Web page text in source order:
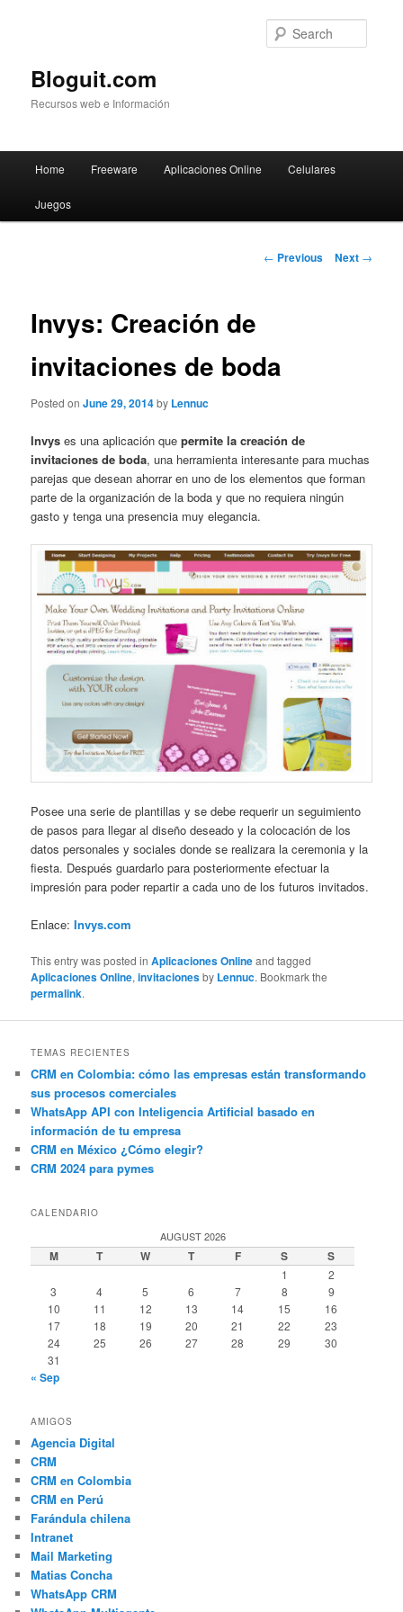
Bloguit.com
Recursos web e Información
Skip
to
Home Freeware Aplicaciones Online Celulares
Juegos
Post
← Previous Next →
Invys: Creación de
invitaciones de boda
Posted onJune 29, 2014by Lennuc
Invys es una aplicación quepermite la creación de
invitaciones de boda, una herramienta interesante para muchas
parejas que desean ahorrar en uno de los elementos que forman
parte de la organización de la boda y que no requiera ningún
gasto y tenga una presencia muy elegancia.
Posee una serie de plantillas y se debe requerir un seguimiento
de pasos para llegar al diseño deseado y la colocación de los
datos personales y sociales donde se realizara la ceremonia y la
fiesta. Después guardarlo para posteriormente efectuar la
impresión para poder repartir a cada uno de los futuros invitados.
Enlace:Invys.com
This entry was posted inAplicaciones Onlineand tagged
Aplicaciones Online,invitacionesby Lennuc. Bookmark the
permalink.
TEMAS RECIENTES
CRM en Colombia: cómo las empresas están transformando
sus procesos comerciales
WhatsApp API con Inteligencia Artificial basado en
información de tu empresa
CRM en México ¿Cómo elegir?
CRM 2024 para pymes
CALENDARIO
AUGUST 2026
M T W T F S S
1
2
3
4 5 6 7 8
9
10
11 12 13 14 15
16
17
18 19 20 21 22
23
24
25 26 27 28 29
30
31
« Sep
AMIGOS
Agencia Digital
CRM
CRM en Colombia
CRM en Perú
Farándula chilena
Intranet
Mail Marketing
Matias Concha
WhatsApp CRM